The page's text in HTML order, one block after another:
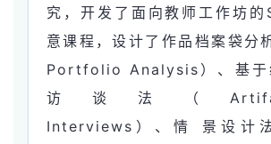
究，开发了面向教师工作坊
意课程，设计了作品档案袋分
Portfolio Analysis）、基于
访谈法（
Interviews）、情 景设计